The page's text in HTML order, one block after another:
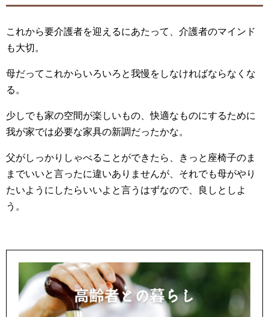
これから要介護者を迎えるにあたって、介護者のマインド
も大切。
母だってこれからいろいろと我慢をしなければならなくな
る。
少しでも家の空間が楽しいもの、快適なものにするために
我が家では必要な家具の新調だったかな。
父がしっかりしゃべることができたら、きっと座椅子のま
までいいと言ったに違いありませんが、それでも母がやり
たいようにしたらいいよと言うはずなので、良しとしよ
う。